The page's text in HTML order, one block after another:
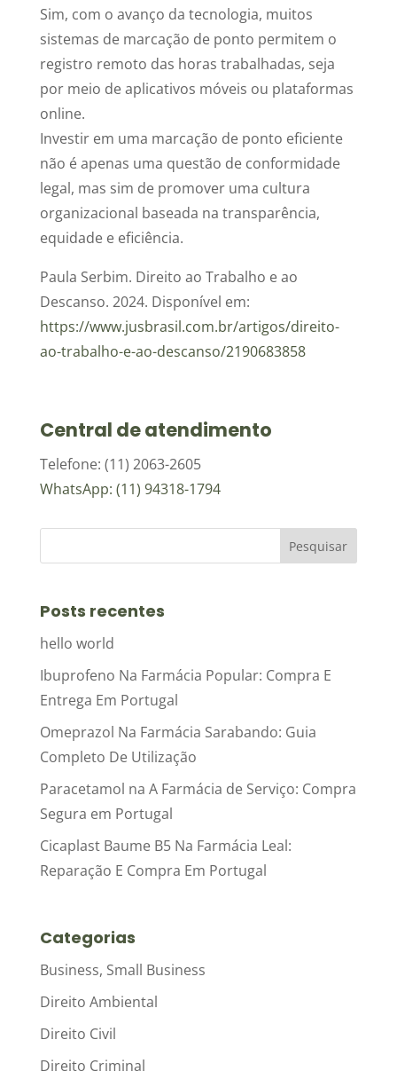
Sim, com o avanço da tecnologia, muitos
sistemas de marcação de ponto permitem o
registro remoto das horas trabalhadas, seja
por meio de aplicativos móveis ou plataformas
online.
Investir em uma marcação de ponto eficiente
não é apenas uma questão de conformidade
legal, mas sim de promover uma cultura
organizacional baseada na transparência,
equidade e eficiência.
Paula Serbim. Direito ao Trabalho e ao
Descanso. 2024. Disponível em:
https://www.jusbrasil.com.br/artigos/direito-
ao-trabalho-e-ao-descanso/2190683858
Central de atendimento
Telefone: (11) 2063-2605
WhatsApp: (11) 94318-1794
Posts recentes
hello world
Ibuprofeno Na Farmácia Popular: Compra E
Entrega Em Portugal
Omeprazol Na Farmácia Sarabando: Guia
Completo De Utilização
Paracetamol na A Farmácia de Serviço: Compra
Segura em Portugal
Cicaplast Baume B5 Na Farmácia Leal:
Reparação E Compra Em Portugal
Categorias
Business, Small Business
Direito Ambiental
Direito Civil
Direito Criminal